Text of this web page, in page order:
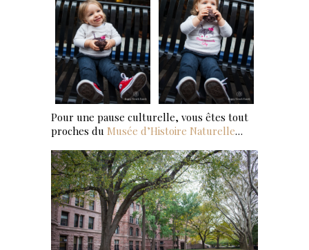
Pour une pause culturelle, vous êtes tout
proches du Musée d’Histoire Naturelle…